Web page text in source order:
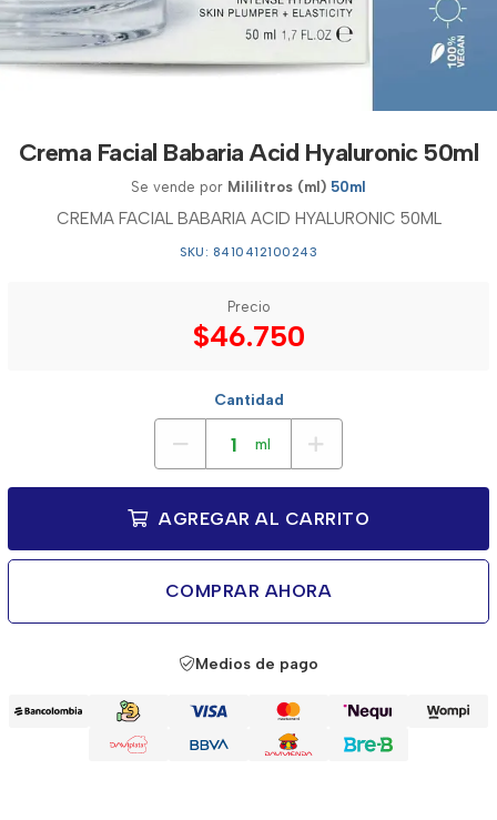
Crema Facial Babaria Acid Hyaluronic 50ml
Se vende por Mililitros (ml) 50ml
CREMA FACIAL BABARIA ACID HYALURONIC 50ML
SKU: 8410412100243
Precio
$46.750
Cantidad
ml
AGREGAR AL CARRITO
COMPRAR AHORA
Medios de pago